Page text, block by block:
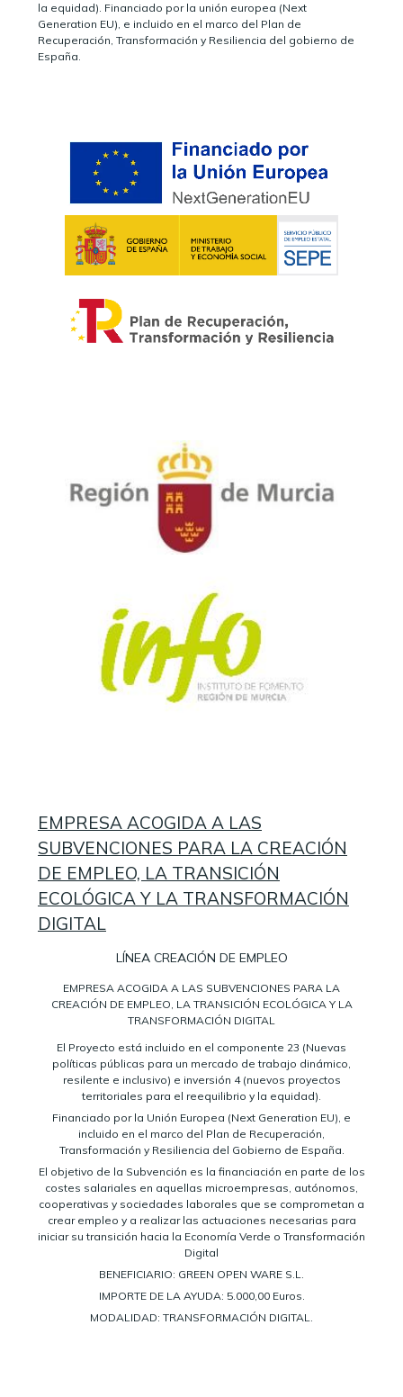
la equidad). Financiado por la unión europea (Next
Generation EU), e incluido en el marco del Plan de
Recuperación, Transformación y Resiliencia del gobierno de
España.
EMPRESA ACOGIDA A LAS
SUBVENCIONES PARA LA CREACIÓN
DE EMPLEO, LA TRANSICIÓN
ECOLÓGICA Y LA TRANSFORMACIÓN
DIGITAL
LÍNEA CREACIÓN DE EMPLEO
EMPRESA ACOGIDA A LAS SUBVENCIONES PARA LA
CREACIÓN DE EMPLEO, LA TRANSICIÓN ECOLÓGICA Y LA
TRANSFORMACIÓN DIGITAL
El Proyecto está incluido en el componente 23 (Nuevas
políticas públicas para un mercado de trabajo dinámico,
resilente e inclusivo) e inversión 4 (nuevos proyectos
territoriales para el reequilibrio y la equidad).
Financiado por la Unión Europea (Next Generation EU), e
incluido en el marco del Plan de Recuperación,
Transformación y Resiliencia del Gobierno de España.
El objetivo de la Subvención es la financiación en parte de los
costes salariales en aquellas microempresas, autónomos,
cooperativas y sociedades laborales que se comprometan a
crear empleo y a realizar las actuaciones necesarias para
iniciar su transición hacia la Economía Verde o Transformación
Digital
BENEFICIARIO: GREEN OPEN WARE S.L.
IMPORTE DE LA AYUDA: 5.000,00 Euros.
MODALIDAD: TRANSFORMACIÓN DIGITAL.